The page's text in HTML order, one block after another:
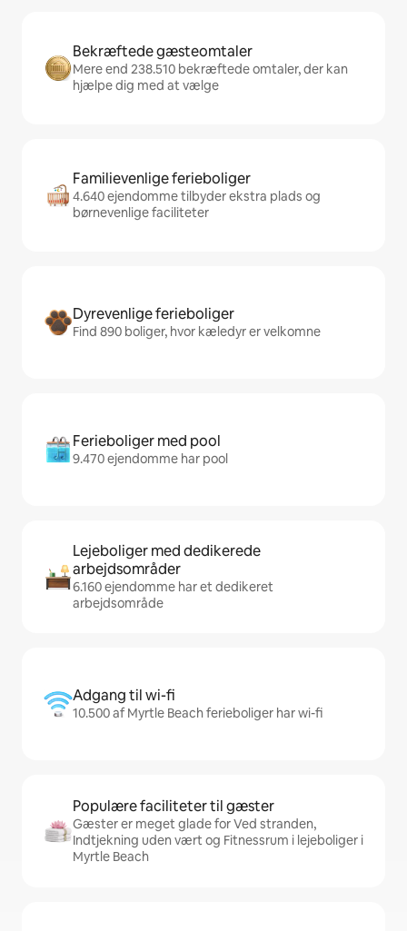
Bekræftede gæsteomtaler
Mere end 238.510 bekræftede omtaler, der kan
hjælpe dig med at vælge
Familievenlige ferieboliger
4.640 ejendomme tilbyder ekstra plads og
børnevenlige faciliteter
Dyrevenlige ferieboliger
Find 890 boliger, hvor kæledyr er velkomne
Ferieboliger med pool
9.470 ejendomme har pool
Lejeboliger med dedikerede
arbejdsområder
6.160 ejendomme har et dedikeret
arbejdsområde
Adgang til wi-fi
10.500 af Myrtle Beach ferieboliger har wi-fi
Populære faciliteter til gæster
Gæster er meget glade for Ved stranden,
Indtjekning uden vært og Fitnessrum i lejeboliger i
Myrtle Beach